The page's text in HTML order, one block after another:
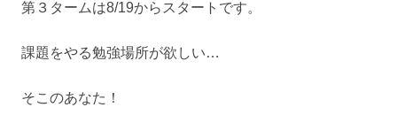
第３タームは8/19からスタートです。
課題をやる勉強場所が欲しい…
そこのあなた！